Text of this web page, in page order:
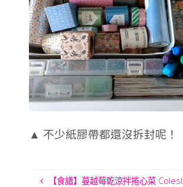
▲ 不少紙膠帶都還沒拆封呢！
【食譜】蔓越莓乾涼拌捲心菜